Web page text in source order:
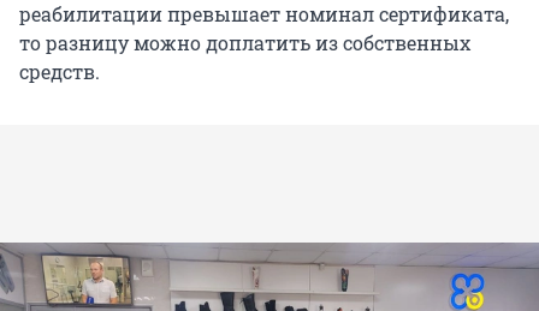
реабилитации превышает номинал сертификата,
то разницу можно доплатить из собственных
средств.